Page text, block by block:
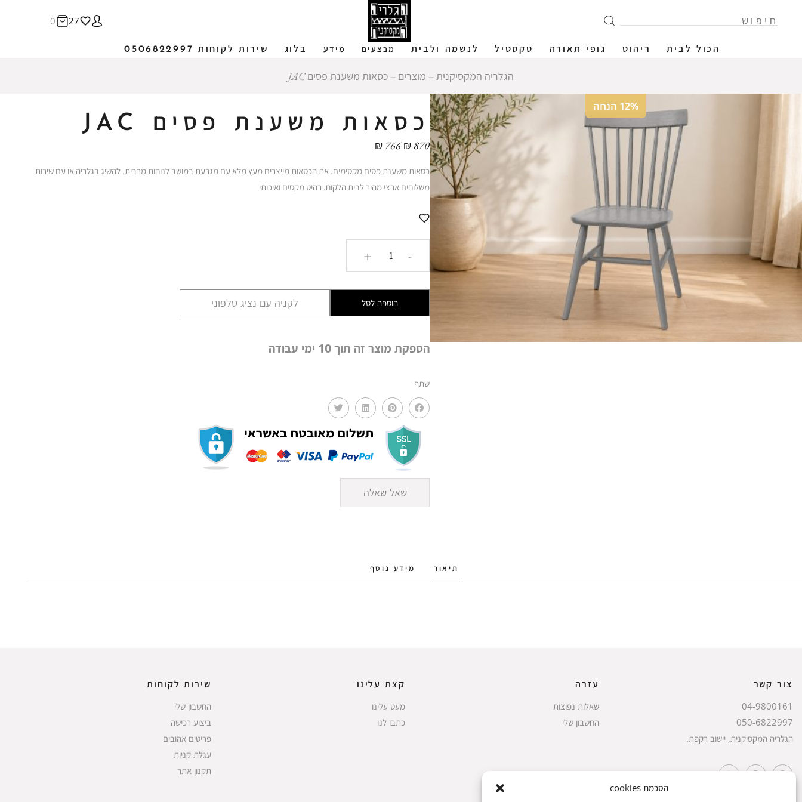
הסכמת cookies
הכול לבית ריהוט גופי תאורה טקסטיל לנשמה ולבית מבצעים מידע בלוג שירות לקוחות 0506822997
27
0
הגלריה המקסיקנית ‒ מוצרים ‒כסאות משענת פסים JAC
12% הנחה
כסאות משענת פסים JAC
₪870
₪ 766
כסאות משענת פסים מקסימים. את הכסאות מייצרים מעץ מלא עם מגרעת במושב לנוחות מרבית. להשיג בגלריה או עם שירות
משלוחים ארצי מהיר לבית הלקוח. רהיט מקסים ואיכותי
-
+
הוספה לסל לקניה עם נציג טלפוני
הספקת מוצר זה תוך 10 ימי עבודה
שתף
שאל שאלה
תיאור מידע נוסף
צור קשר
04-9800161
050-6822997
הגלריה המקסיקנית, יישוב רקפת.
עזרה
שאלות נפוצות
החשבון שלי
קצת עלינו
מעט עלינו
כתבו לנו
שירות לקוחות
החשבון שלי
ביצוע רכישה
פריטים אהובים
עגלת קניות
תקנון אתר